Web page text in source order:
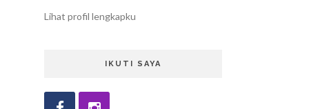
Lihat profil lengkapku
IKUTI SAYA